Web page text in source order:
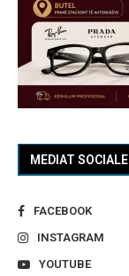
MEDIAT SOCIALE
FACEBOOK
INSTAGRAM
YOUTUBE